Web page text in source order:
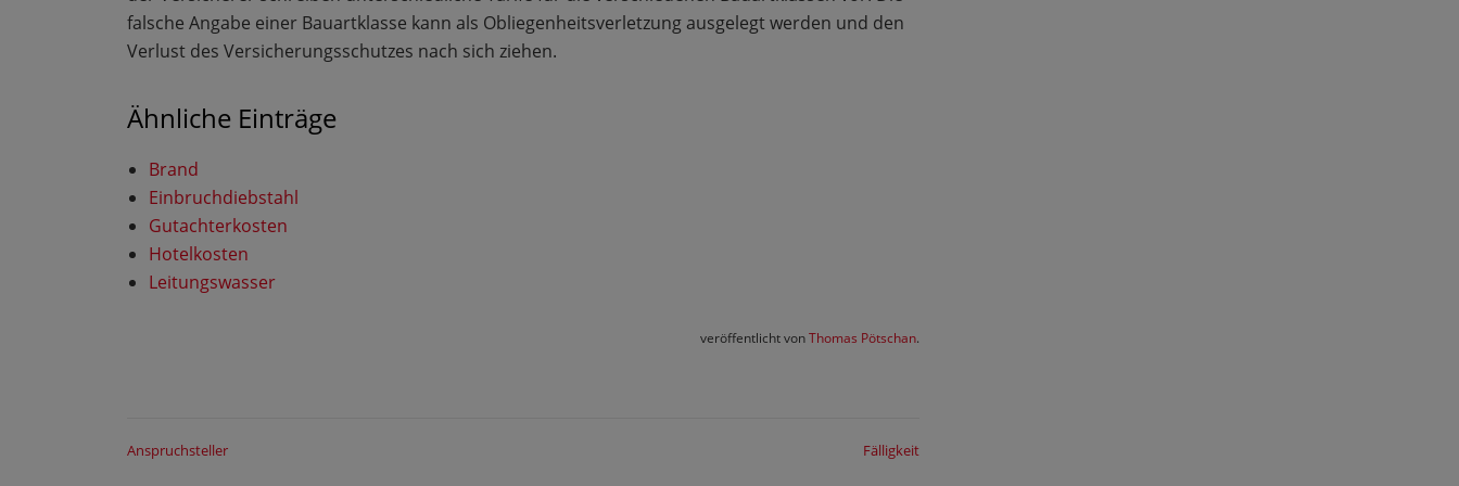
falsche Angabe einer Bauartklasse kann als Obliegenheitsverletzung ausgelegt werden und den
Verlust des Versicherungsschutzes nach sich ziehen.
Ähnliche Einträge
Brand
Einbruchdiebstahl
Gutachterkosten
Hotelkosten
Leitungswasser
veröffentlicht vonThomas Pötschan.
BEITRAGSNAVIGATION
Anspruchsteller Fälligkeit